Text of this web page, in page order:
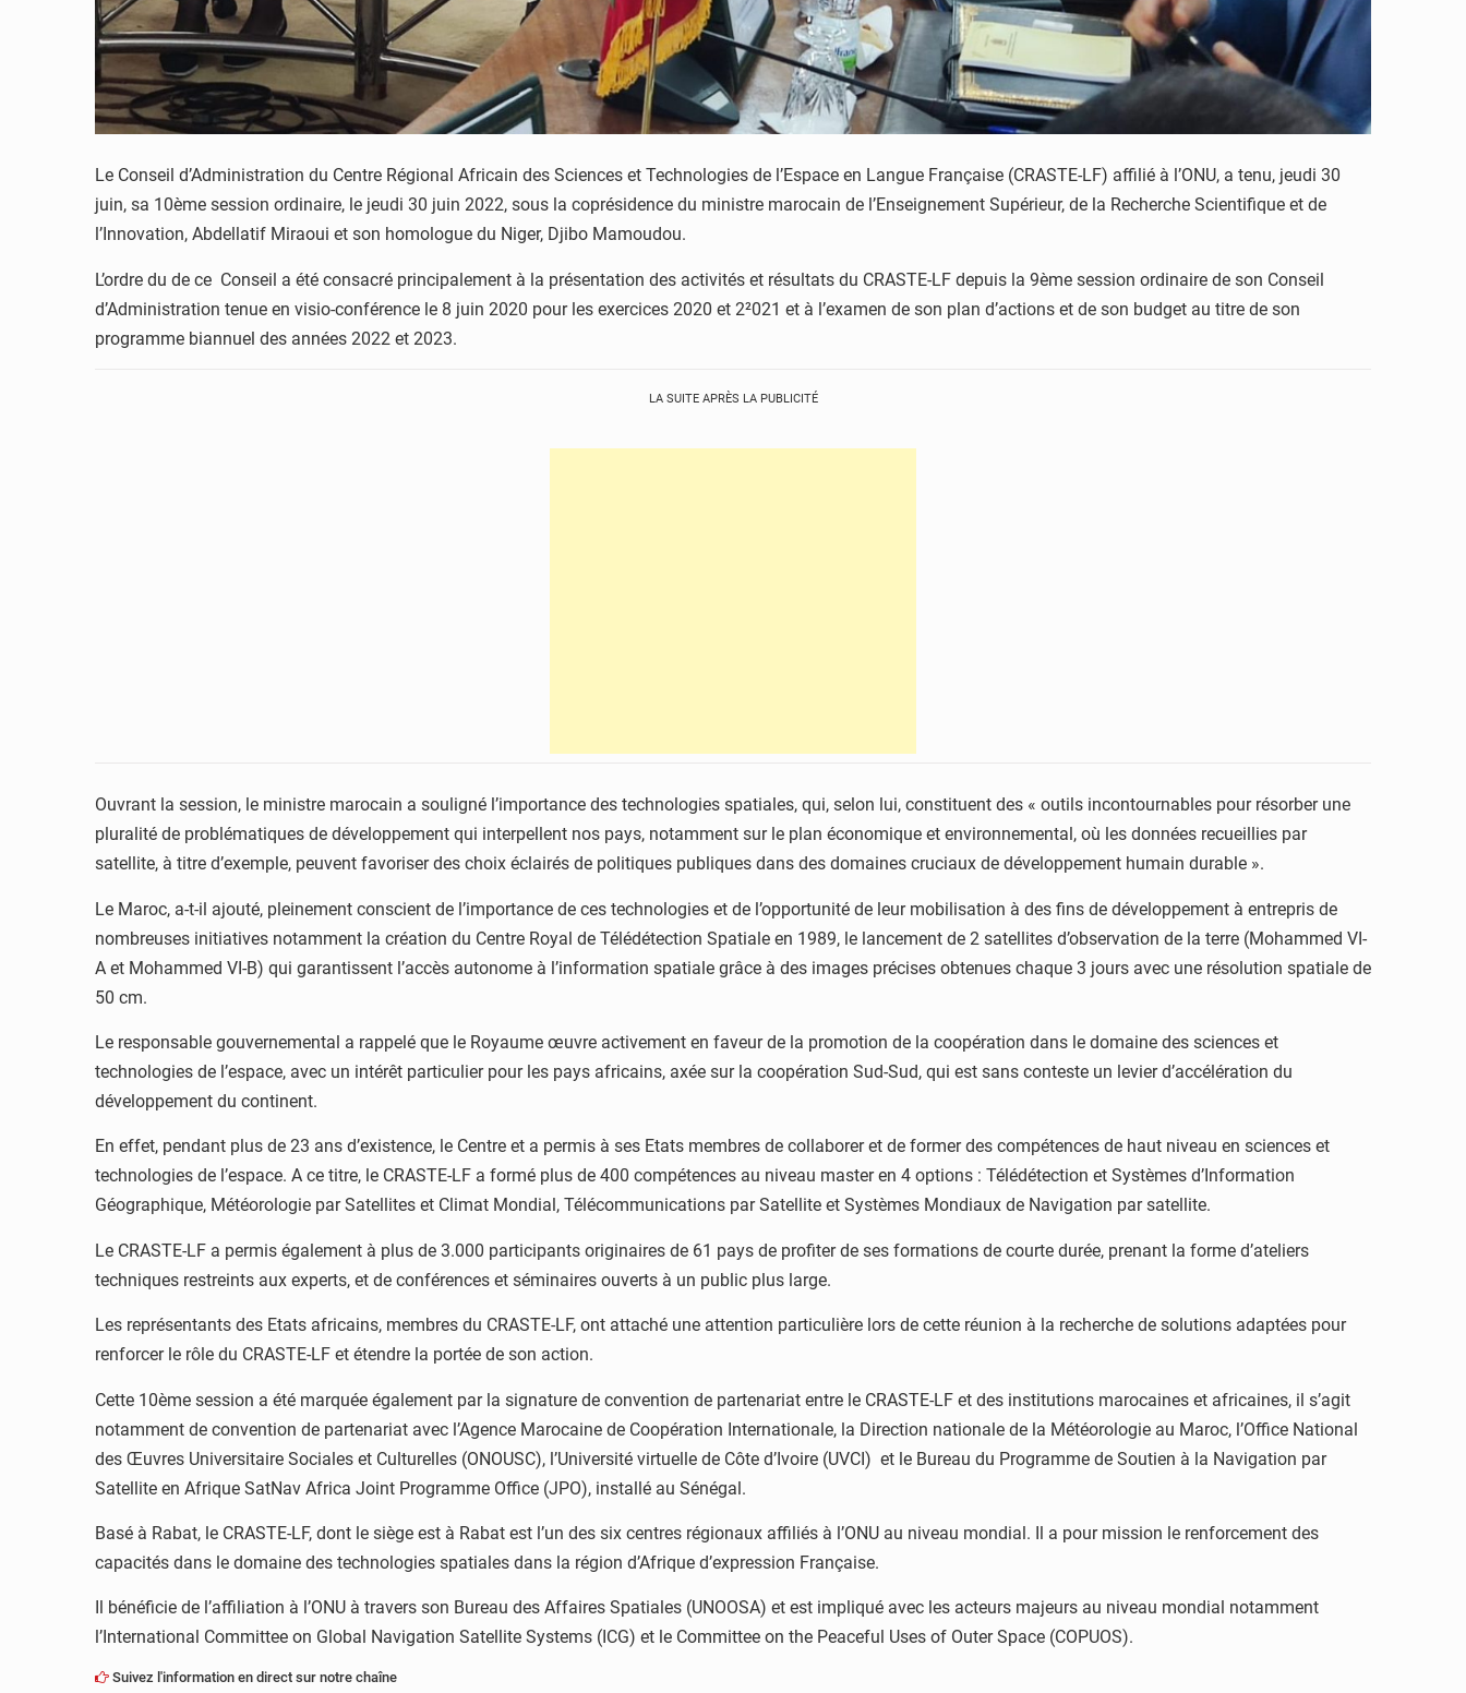
Le Conseil d’Administration du Centre Régional Africain des Sciences et Technologies de l’Espace en Langue Française (CRASTE-LF) affilié à l’ONU, a tenu, jeudi 30
juin, sa 10ème session ordinaire, le jeudi 30 juin 2022, sous la coprésidence du ministre marocain de l’Enseignement Supérieur, de la Recherche Scientifique et de
l’Innovation, Abdellatif Miraoui et son homologue du Niger, Djibo Mamoudou.
L’ordre du de ce Conseil a été consacré principalement à la présentation des activités et résultats du CRASTE-LF depuis la 9ème session ordinaire de son Conseil
d’Administration tenue en visio-conférence le 8 juin 2020 pour les exercices 2020 et 2²021 et à l’examen de son plan d’actions et de son budget au titre de son
programme biannuel des années 2022 et 2023.
LA SUITE APRÈS LA PUBLICITÉ
Ouvrant la session, le ministre marocain a souligné l’importance des technologies spatiales, qui, selon lui, constituent des « outils incontournables pour résorber une
pluralité de problématiques de développement qui interpellent nos pays, notamment sur le plan économique et environnemental, où les données recueillies par
satellite, à titre d’exemple, peuvent favoriser des choix éclairés de politiques publiques dans des domaines cruciaux de développement humain durable ».
Le Maroc, a-t-il ajouté, pleinement conscient de l’importance de ces technologies et de l’opportunité de leur mobilisation à des fins de développement à entrepris de
nombreuses initiatives notamment la création du Centre Royal de Télédétection Spatiale en 1989, le lancement de 2 satellites d’observation de la terre (Mohammed VI-
A et Mohammed VI-B) qui garantissent l’accès autonome à l’information spatiale grâce à des images précises obtenues chaque 3 jours avec une résolution spatiale de
50 cm.
Le responsable gouvernemental a rappelé que le Royaume œuvre activement en faveur de la promotion de la coopération dans le domaine des sciences et
technologies de l’espace, avec un intérêt particulier pour les pays africains, axée sur la coopération Sud-Sud, qui est sans conteste un levier d’accélération du
développement du continent.
En effet, pendant plus de 23 ans d’existence, le Centre et a permis à ses Etats membres de collaborer et de former des compétences de haut niveau en sciences et
technologies de l’espace. A ce titre, le CRASTE-LF a formé plus de 400 compétences au niveau master en 4 options : Télédétection et Systèmes d’Information
Géographique, Météorologie par Satellites et Climat Mondial, Télécommunications par Satellite et Systèmes Mondiaux de Navigation par satellite.
Le CRASTE-LF a permis également à plus de 3.000 participants originaires de 61 pays de profiter de ses formations de courte durée, prenant la forme d’ateliers
techniques restreints aux experts, et de conférences et séminaires ouverts à un public plus large.
Les représentants des Etats africains, membres du CRASTE-LF, ont attaché une attention particulière lors de cette réunion à la recherche de solutions adaptées pour
renforcer le rôle du CRASTE-LF et étendre la portée de son action.
Cette 10ème session a été marquée également par la signature de convention de partenariat entre le CRASTE-LF et des institutions marocaines et africaines, il s’agit
notamment de convention de partenariat avec l’Agence Marocaine de Coopération Internationale, la Direction nationale de la Météorologie au Maroc, l’Office National
des Œuvres Universitaire Sociales et Culturelles (ONOUSC), l’Université virtuelle de Côte d’Ivoire (UVCI) et le Bureau du Programme de Soutien à la Navigation par
Satellite en Afrique SatNav Africa Joint Programme Office (JPO), installé au Sénégal.
Basé à Rabat, le CRASTE-LF, dont le siège est à Rabat est l’un des six centres régionaux affiliés à l’ONU au niveau mondial. Il a pour mission le renforcement des
capacités dans le domaine des technologies spatiales dans la région d’Afrique d’expression Française.
Il bénéficie de l’affiliation à l’ONU à travers son Bureau des Affaires Spatiales (UNOOSA) et est impliqué avec les acteurs majeurs au niveau mondial notamment
l’International Committee on Global Navigation Satellite Systems (ICG) et le Committee on the Peaceful Uses of Outer Space (COPUOS).
Suivez l'information en direct sur notre chaîne